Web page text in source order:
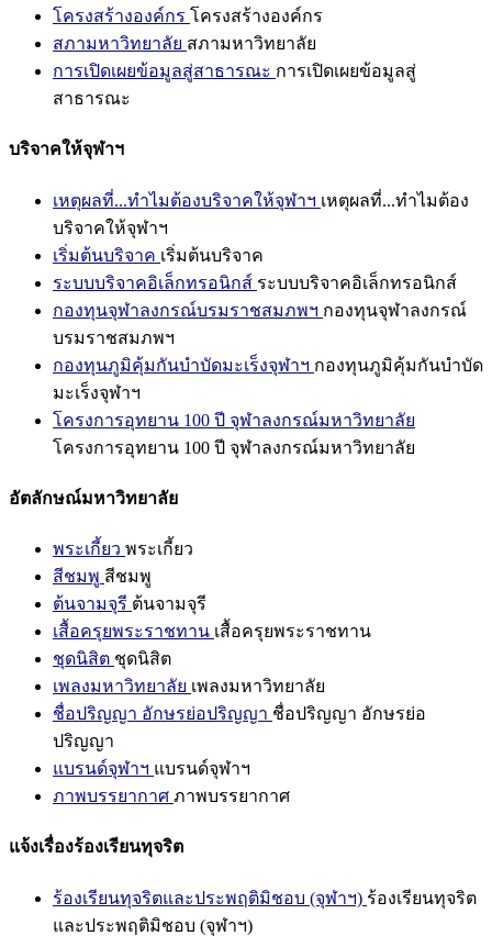
โครงสร้างองค์กร โครงสร้างองค์กร
สภามหาวิทยาลัย สภามหาวิทยาลัย
การเปิดเผยข้อมูลสู่สาธารณะ การเปิดเผยข้อมูลสู่
สาธารณะ
บริจาคให้จุฬาฯ
เหตุผลที่...ทำไมต้องบริจาคให้จุฬาฯ เหตุผลที่...ทำไมต้อง
บริจาคให้จุฬาฯ
เริ่มต้นบริจาค เริ่มต้นบริจาค
ระบบบริจาคอิเล็กทรอนิกส์ ระบบบริจาคอิเล็กทรอนิกส์
กองทุนจุฬาลงกรณ์บรมราชสมภพฯ กองทุนจุฬาลงกรณ์
บรมราชสมภพฯ
กองทุนภูมิคุ้มกันบำบัดมะเร็งจุฬาฯ กองทุนภูมิคุ้มกันบำบัด
มะเร็งจุฬาฯ
โครงการอุทยาน 100 ปี จุฬาลงกรณ์มหาวิทยาลัย
โครงการอุทยาน 100 ปี จุฬาลงกรณ์มหาวิทยาลัย
อัตลักษณ์มหาวิทยาลัย
พระเกี้ยว พระเกี้ยว
สีชมพู สีชมพู
ต้นจามจุรี ต้นจามจุรี
เสื้อครุยพระราชทาน เสื้อครุยพระราชทาน
ชุดนิสิต ชุดนิสิต
เพลงมหาวิทยาลัย เพลงมหาวิทยาลัย
ชื่อปริญญา อักษรย่อปริญญา ชื่อปริญญา อักษรย่อ
ปริญญา
แบรนด์จุฬาฯ แบรนด์จุฬาฯ
ภาพบรรยากาศ ภาพบรรยากาศ
แจ้งเรื่องร้องเรียนทุจริต
ร้องเรียนทุจริตและประพฤติมิชอบ (จุฬาฯ) ร้องเรียนทุจริต
และประพฤติมิชอบ (จุฬาฯ)